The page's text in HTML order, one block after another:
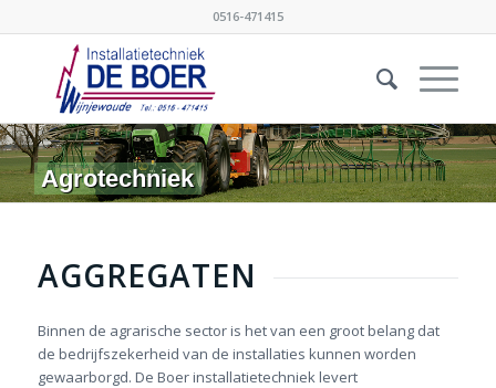
0516-471415
Agrotechniek
AGGREGATEN
Binnen de agrarische sector is het van een groot belang dat
de bedrijfszekerheid van de installaties kunnen worden
gewaarborgd. De Boer installatietechniek levert